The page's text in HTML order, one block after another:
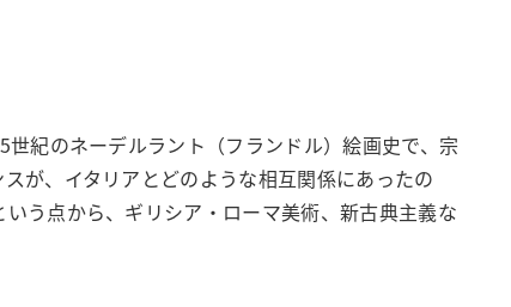
紀のネーデルラント（フランドル）絵画史で、宗
が、イタリアとどのような相互関係にあったの
う点から、ギリシア・ローマ美術、新古典主義な